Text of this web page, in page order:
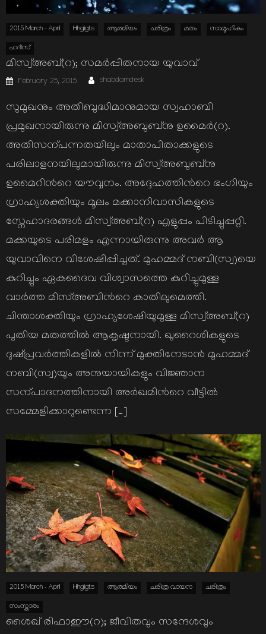
2015 March - April Hihgligts ആത്മിയം ചരിത്രം മതം സാമൂഹികം
ഹദീസ്
മിസ്വ്അബ്(റ); സമര്‍പ്പിതനായ യുവാവ്
Posted
on
February 25, 2015 Author
shabdamdesk
സുമുഖനും അതിബുദ്ധിമാനുമായ സ്വഹാബി
പ്രമുഖനായിരുന്നു മിസ്വ്അബുബ്നു ഉമൈര്‍(റ).
അതിസന്പന്നതയിലും മാതാപിതാക്കളുടെ
പരിലാളനയിലുമായിരുന്നു മിസ്വ്അബുബ്നു
ഉമൈറിന്‍റെ യൗവ്വനം. അദ്ദേഹത്തിന്‍റെ ഭംഗിയും
ഗ്രാഹ്യശക്തിയും മൂലം മക്കാനിവാസികളുടെ
സ്നേഹാദരങ്ങള്‍ മിസ്വ്അബ്(റ) എളുപ്പം പിടിച്ചുപ്പറ്റി.
മക്കയുടെ പരിമളം എന്നായിരുന്നു അവര്‍ ആ
യുവാവിനെ വിശേഷിപ്പിച്ചത്. മുഹമ്മദ് നബി(സ്വ)യെ
കുറിച്ചും ഏകദൈവ വിശ്വാസത്തെ കുറിച്ചുമുള്ള
വാര്‍ത്ത മിസ്അബിന്‍റെ കാതിലുമെത്തി.
ചിന്താശക്തിയും ഗ്രാഹ്യശേഷിയുമുള്ള മിസ്വ്അബ്(റ)
പുതിയ മതത്തില്‍ ആകൃഷ്ടനായി. ഖുറൈശികളുടെ
ദുഷ്പ്രവര്‍ത്തികളില്‍ നിന്ന് മുക്തിനേടാന്‍ മുഹമ്മദ്
നബി(സ്വ)യും അനുയായികളും വിജ്ഞാന
സന്പാദനത്തിനായി അര്‍ഖമിന്‍റെ വീട്ടില്‍
സമ്മേളിക്കാറുണ്ടെന്ന […]
2015 March - April Hihgligts ആത്മിയം ചരിത്ര വായന ചരിത്രം
സംസ്കാരം
ശൈഖ് രിഫാഈ(റ); ജീവിതവും സന്ദേശവും